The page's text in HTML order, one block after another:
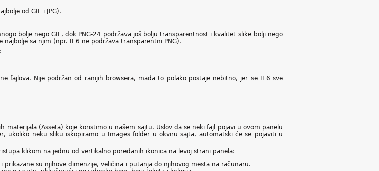
od GIF i JPG).
bolje nego GIF, dok PNG-24 podržava još bolju transparentnost i kvalitet slike bolji nego
najbolje sa njim (npr. IE6 ne podržava transparentni PNG).
fajlova. Nije podržan od ranijih browsera, mada to polako postaje nebitno, jer se IE6 sve
materijala (Asseta) koje koristimo u našem sajtu. Uslov da se neki fajl pojavi u ovom panelu
ukoliko neku sliku iskopiramo u Images folder u okviru sajta, automatski će se pojaviti u
klikom na jednu od vertikalno poređanih ikonica na levoj strani panela:
prikazane su njihove dimenzije, veličina i putanja do njihovog mesta na računaru.